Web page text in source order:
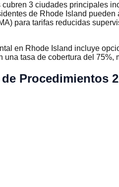
3 ciudades principales
de Rhode Island
para tarifas reducidas
en Rhode Island incluye
una tasa de cobertura del
Procedimientos